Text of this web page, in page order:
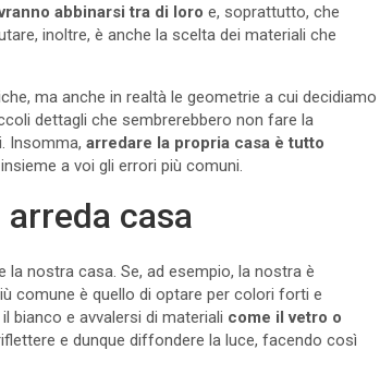
abbinarsi tra di loro e, soprattutto, che
inoltre, è anche la scelta dei materiali che
ma anche in realtà le geometrie a cui decidiamo
dettagli che sembrerebbero non fare la
Insomma, arredare la propria casa è tutto
a voi gli errori più comuni.
casa
nostra casa. Se, ad esempio, la nostra è
comune è quello di optare per colori forti e
bianco e avvalersi di materiali come il vetro o
e dunque diffondere la luce, facendo così